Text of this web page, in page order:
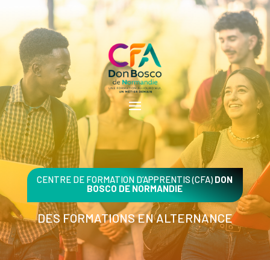
CENTRE DE FORMATION D’APPRENTIS (CFA)DON
BOSCO DE NORMANDIE
DES FORMATIONS EN ALTERNANCE